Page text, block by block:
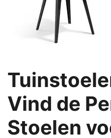
Vind de
Stoelen